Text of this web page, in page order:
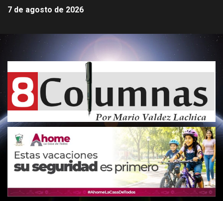
7 de agosto de 2026